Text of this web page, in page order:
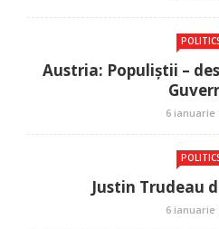
Austria: Populiștii –
6 ianuarie
Justin Trudeau
6 ianuarie